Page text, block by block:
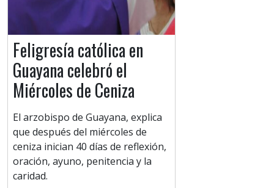
Feligresía católica en
Guayana celebró el
Miércoles de Ceniza
El arzobispo de Guayana, explica
que después del miércoles de
ceniza inician 40 días de reflexión,
oración, ayuno, penitencia y la
caridad.